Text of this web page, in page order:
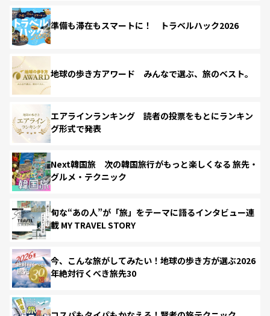
準備も滞在もスマートに！ トラベルハック2026
地球の歩き方アワード みんなで選ぶ、旅のベスト。
エアラインランキング 読者の投票をもとにランキン
グ形式で発表
Next韓国旅 次の韓国旅行がもっと楽しくなる 旅先・
グルメ・テクニック
旬な“あの人”が「旅」をテーマに語るインタビュー連
載 MY TRAVEL STORY
今、こんな旅がしてみたい！地球の歩き方が選ぶ2026
年絶対行くべき旅先30